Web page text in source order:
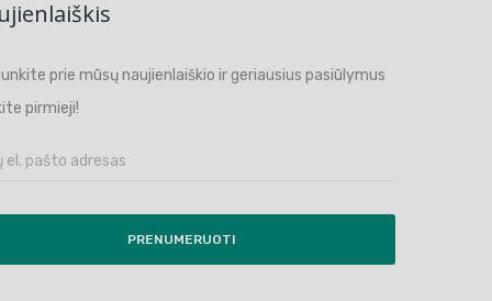
prie mūsų naujienlaiškio ir geriausius pasiūlymus
pirmieji!
PRENUMERUOTI